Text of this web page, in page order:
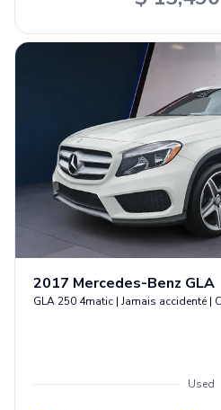
2017 Mercedes-Benz GLA
Used